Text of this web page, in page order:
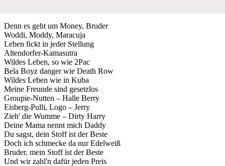
Denn es geht um Money, Bruder
Woddi, Moddy, Maracuja
Leben fickt in jeder Stellung
Altendorfer-Kamasutra
Wildes Leben, so wie 2Pac
Bela Boyz danger wie Death Row
Wildes Leben wie in Kuba
Meine Freunde sind gesetzlos
Groupie-Nutten – Halle Berry
Eisberg-Pulli, Logo – Jerry
Zieh' die Wumme – Dirty Harry
Deine Mama nennt mich Daddy
Du sagst, dein Stoff ist der Beste
Doch ich schmecke da nur Edelweiß
Bruder, mein Stoff ist der Beste
Und wir zahl'n dafür jeden Preis